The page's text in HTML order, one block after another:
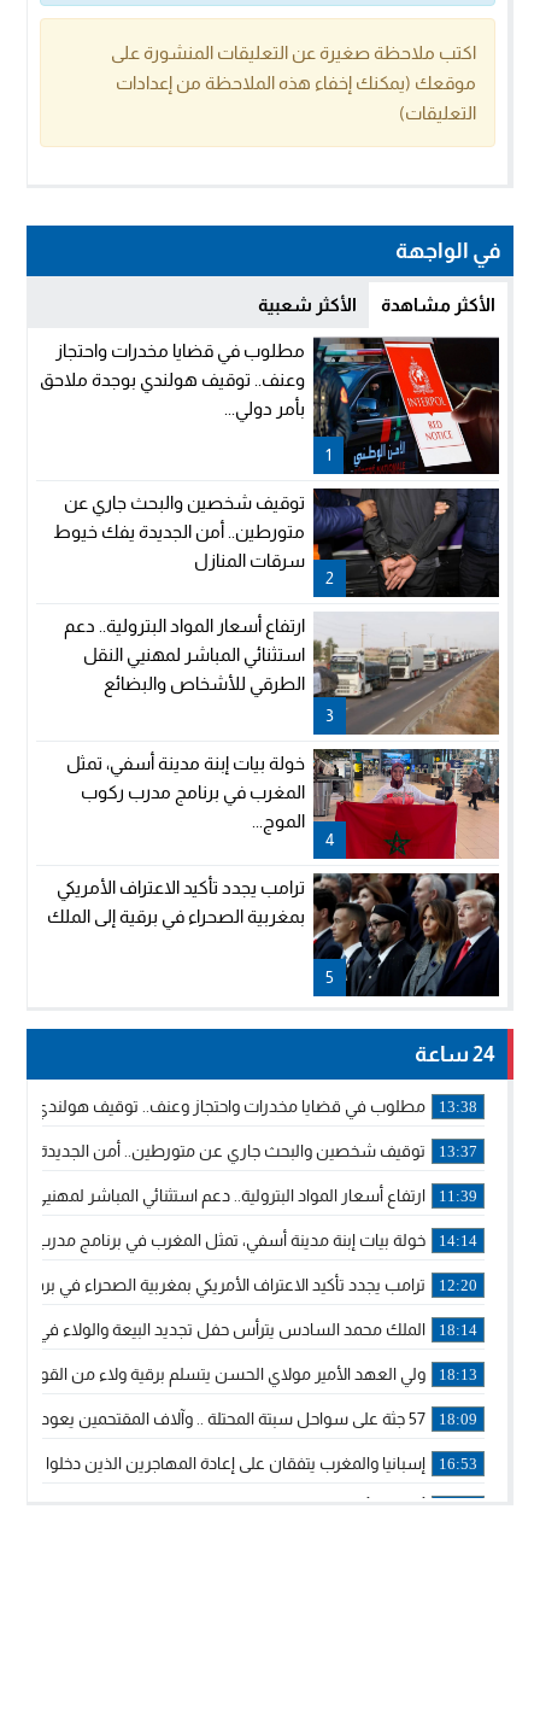
اكتب ملاحظة صغيرة عن التعليقات المنشورة على
موقعك (يمكنك إخفاء هذه الملاحظة من إعدادات
التعليقات)
في الواجهة
الأكثر مشاهدة الأكثر شعبية
1
مطلوب في قضايا مخدرات واحتجاز
وعنف.. توقيف هولندي بوجدة ملاحق
بأمر دولي...
2
توقيف شخصين والبحث جاري عن
متورطين.. أمن الجديدة يفك خيوط
سرقات المنازل
3
ارتفاع أسعار المواد البترولية.. دعم
استثنائي المباشر لمهنيي النقل
الطرقي للأشخاص والبضائع
4
خولة بيات إبنة مدينة أسفي، تمثل
المغرب في برنامج مدرب ركوب
الموج...
5
ترامب يجدد تأكيد الاعتراف الأمريكي
بمغربية الصحراء في برقية إلى الملك
24 ساعة
13:38 مطلوب في قضايا مخدرات واحتجاز وعنف.. توقيف هولندي
13:37 توقيف شخصين والبحث جاري عن متورطين.. أمن الجديدة يفك
11:39 ارتفاع أسعار المواد البترولية.. دعم استثنائي المباشر لمهنيي
14:14 خولة بيات إبنة مدينة أسفي، تمثل المغرب في برنامج مدرب
12:20 ترامب يجدد تأكيد الاعتراف الأمريكي بمغربية الصحراء في برقية
18:14 الملك محمد السادس يترأس حفل تجديد البيعة والولاء في
18:13 ولي العهد الأمير مولاي الحسن يتسلم برقية ولاء من القوات
18:09 57 جثة على سواحل سبتة المحتلة .. وآلاف المقتحمين يعودون إلى المغرب
16:53 إسبانيا والمغرب يتفقان على إعادة المهاجرين الذين دخلوا سبتة